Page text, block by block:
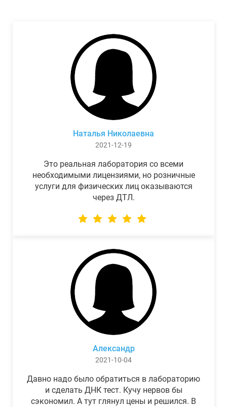
Наталья Николаевна
2021-12-19
Это реальная лаборатория со всеми
необходимыми лицензиями, но розничные
услуги для физических лиц оказываются
через ДТЛ.
Александр
2021-10-04
Давно надо было обратиться в лабораторию
и сделать ДНК тест. Кучу нервов бы
сэкономил. А тут глянул цены и решился. В